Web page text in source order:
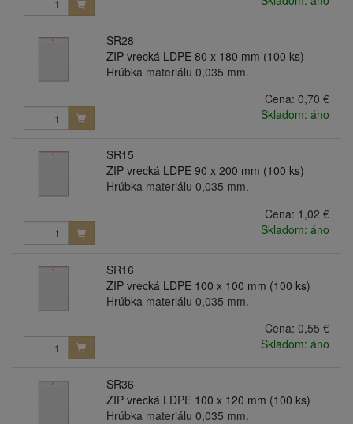
SR28
ZIP vrecká LDPE 80 x 180 mm (100 ks)
Hrúbka materiálu 0,035 mm.
Cena: 0,70 €
Skladom: áno
SR15
ZIP vrecká LDPE 90 x 200 mm (100 ks)
Hrúbka materiálu 0,035 mm.
Cena: 1,02 €
Skladom: áno
SR16
ZIP vrecká LDPE 100 x 100 mm (100 ks)
Hrúbka materiálu 0,035 mm.
Cena: 0,55 €
Skladom: áno
SR36
ZIP vrecká LDPE 100 x 120 mm (100 ks)
Hrúbka materiálu 0,035 mm.